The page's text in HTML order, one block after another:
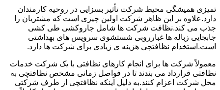
تمیزی همیشگی محیط شرکت تأثیر بسزایی در روحیه کارمندان
دارد.علاوه بر این ظاهر شرکت اولین چیزی است که مشتریان را
جذب می کند.نظافت شرکت ها شامل جاروکشی طی کشی
جابجایی زباله ها غبارروبی شستشوی سرویس های بهداشتی
است.استخدام نظافتچی هزینه ی زیادی برای شرکت ها دارد.
معمولاً شرکت ها برای انجام کارهای نظافتی با یک شرکت خدمات
نظافتی قرارداد می بندند تا در فواصل زمانی مشخص نظافتچی به
محل شرکت اعزام کنند.به دلیل اینکه نظافتچی از طرف شرکتی